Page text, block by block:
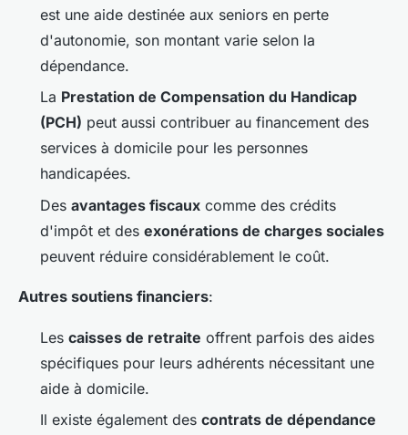
est une aide destinée aux seniors en perte
d'autonomie, son montant varie selon la
dépendance.
La Prestation de Compensation du Handicap
(PCH) peut aussi contribuer au financement des
services à domicile pour les personnes
handicapées.
Des avantages fiscaux comme des crédits
d'impôt et des exonérations de charges sociales
peuvent réduire considérablement le coût.
Autres soutiens financiers:
Les caisses de retraite offrent parfois des aides
spécifiques pour leurs adhérents nécessitant une
aide à domicile.
Il existe également des contrats de dépendance